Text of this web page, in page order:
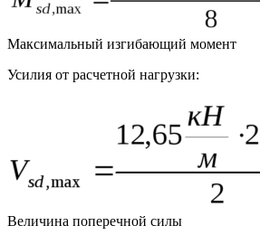
Максимальный изгибающий момент
Усилия от расчетной нагрузки:
Величина поперечной силы